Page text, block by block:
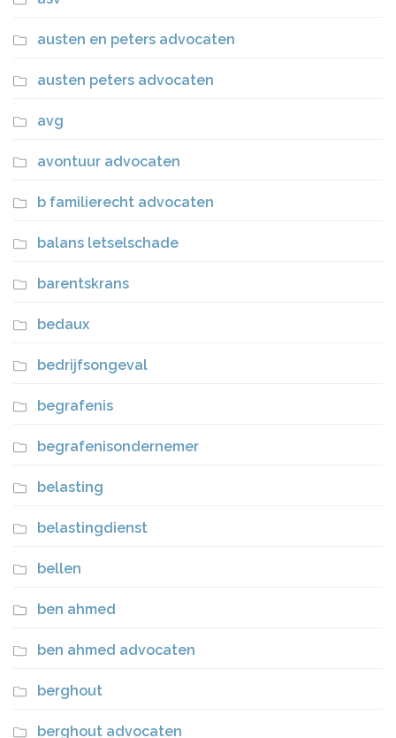
austen en peters advocaten
austen peters advocaten
avg
avontuur advocaten
b familierecht advocaten
balans letselschade
barentskrans
bedaux
bedrijfsongeval
begrafenis
begrafenisondernemer
belasting
belastingdienst
bellen
ben ahmed
ben ahmed advocaten
berghout
berghout advocaten